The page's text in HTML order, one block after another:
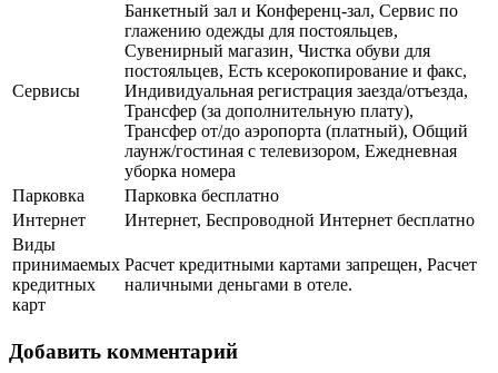
Сервисы
Банкетный зал и Конференц-зал, Сервис по
глажению одежды для постояльцев,
Сувенирный магазин, Чистка обуви для
постояльцев, Есть ксерокопирование и факс,
Индивидуальная регистрация заезда/отъезда,
Трансфер (за дополнительную плату),
Трансфер от/до аэропорта (платный), Общий
лаунж/гостиная с телевизором, Ежедневная
уборка номера
Парковка
Парковка бесплатно
Интернет
Интернет, Беспроводной Интернет бесплатно
Виды
принимаемых
кредитных
карт
Расчет кредитными картами запрещен, Расчет
наличными деньгами в отеле.
Добавить комментарий